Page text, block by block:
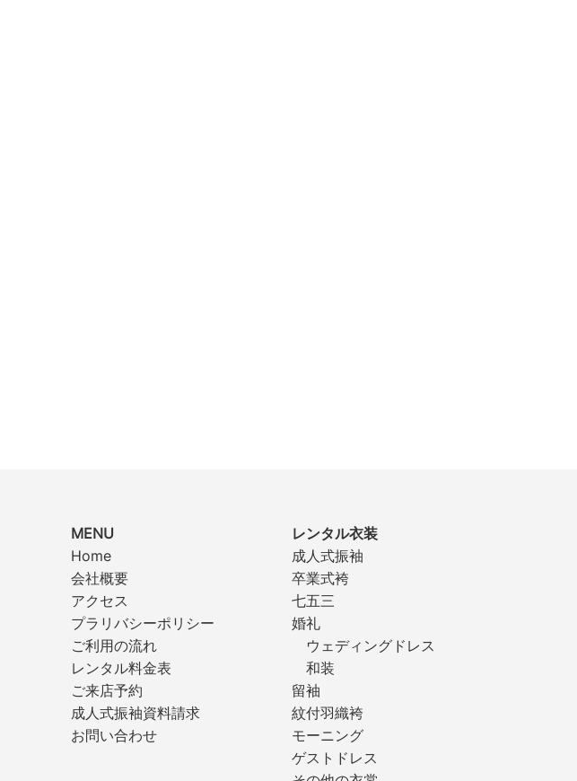
MENU
Home
会社概要
アクセス
プラリバシーポリシー
ご利用の流れ
レンタル料金表
ご来店予約
成人式振袖資料請求
お問い合わせ
レンタル衣装
成人式振袖
卒業式袴
七五三
婚礼
ウェディングドレス
和装
留袖
紋付羽織袴
モーニング
ゲストドレス